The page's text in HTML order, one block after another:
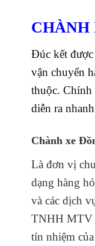
CHÀNH
Đúc kết
vận chuyển
thuộc. Chính
diễn ra
Chành xe
Là đơn vị
dạng hàng
và các dịch
TNHH MTV
tín nhiệm